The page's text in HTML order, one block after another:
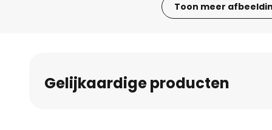
Toon meer
vanGelijkaardige producten